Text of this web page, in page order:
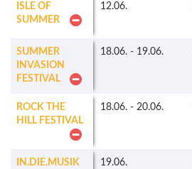
ISLE OF
SUMMER
12.06.
SUMMER
INVASION
FESTIVAL
18.06. - 19.06.
ROCK THE
HILL FESTIVAL
18.06. - 20.06.
IN.DIE.MUSIK
19.06.